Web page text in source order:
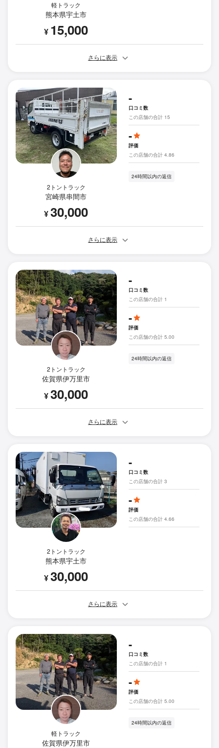
軽トラック
熊本県宇土市
¥ 15,000
さらに表示
2トントラック
宮崎県串間市
¥30,000
-
口コミ数
この店舗の合計 15
-
評価
この店舗の合計 4.86
24時間以内の返信
さらに表示
2トントラック
佐賀県伊万里市
¥30,000
-
口コミ数
この店舗の合計 1
-
評価
この店舗の合計 5.00
24時間以内の返信
さらに表示
2トントラック
熊本県宇土市
¥30,000
-
口コミ数
この店舗の合計 3
-
評価
この店舗の合計 4.66
さらに表示
軽トラック
佐賀県伊万里市
-
口コミ数
この店舗の合計 1
-
評価
この店舗の合計 5.00
24時間以内の返信